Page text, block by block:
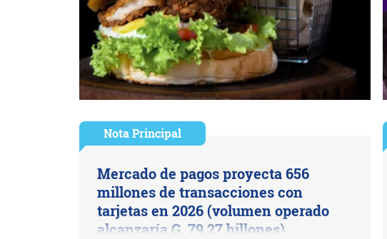
Nota Principal
Mercado de pagos proyecta 656
millones de transacciones con
tarjetas en 2026 (volumen operado
alcanzaría G. 79,27 billones)